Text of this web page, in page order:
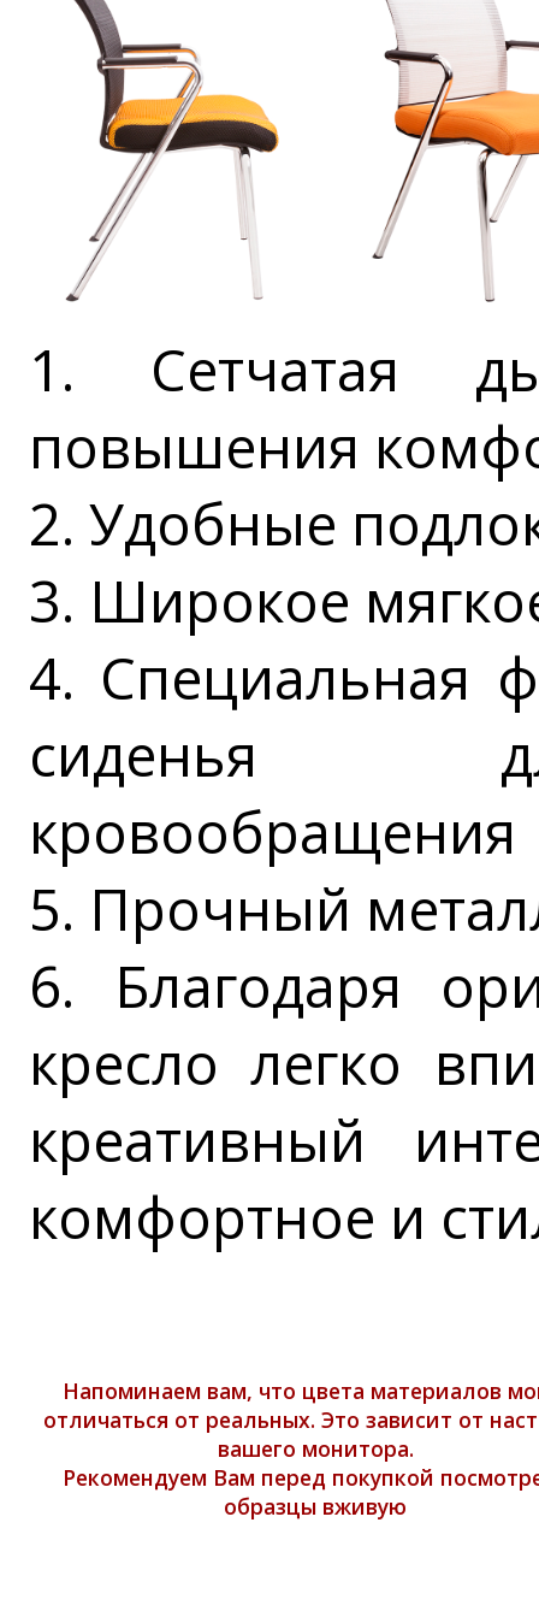
1. Сетчатая
повышения
2. Удобные
3. Широкое
4. Специальная
сиденья
кровообращения
5. Прочный
6. Благодаря
кресло легко
креативный
комфортное и
Напоминаем вам, что цвета материалов
отличаться от реальных. Это зависит от
вашего монитора.
Рекомендуем Вам перед покупкой
образцы вживую